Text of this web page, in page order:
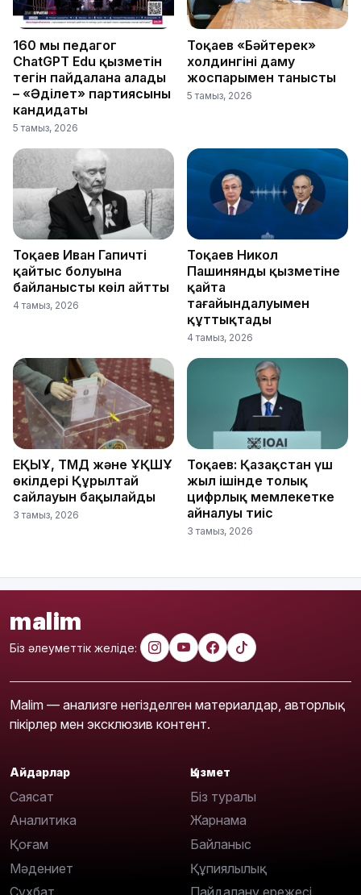
160 мың педагог
ChatGPT Edu қызметін
тегін пайдалана алады
– «Әділет» партиясының
кандидаты
5 тамыз, 2026
Тоқаев «Бәйтерек»
холдингінің даму
жоспарымен танысты
5 тамыз, 2026
Тоқаев Иван Гапичтің
қайтыс болуына
байланысты көңіл айтты
4 тамыз, 2026
Тоқаев Никол
Пашинянды қызметіне
қайта
тағайындалуымен
құттықтады
4 тамыз, 2026
ЕҚЫҰ, ТМД және ҰҚШҰ
өкілдері Құрылтай
сайлауын бақылайды
3 тамыз, 2026
Тоқаев: Қазақстан үш
жыл ішінде толық
цифрлық мемлекетке
айналуы тиіс
3 тамыз, 2026
malim
Біз әлеуметтік желіде:
Malim — анализге негізделген материалдар, авторлық
пікірлер мен эксклюзив контент.
Айдарлар
Саясат
Аналитика
Қоғам
Мәдениет
Қызмет
Біз туралы
Жарнама
Байланыс
Құпиялылық